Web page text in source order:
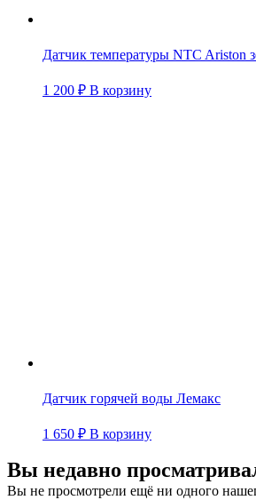
Датчик температуры NTC Ariston
1 200 ₽ В корзину
Датчик горячей воды Лемакс
1 650 ₽ В корзину
Вы недавно
Вы не просмотрели ещё ни одного